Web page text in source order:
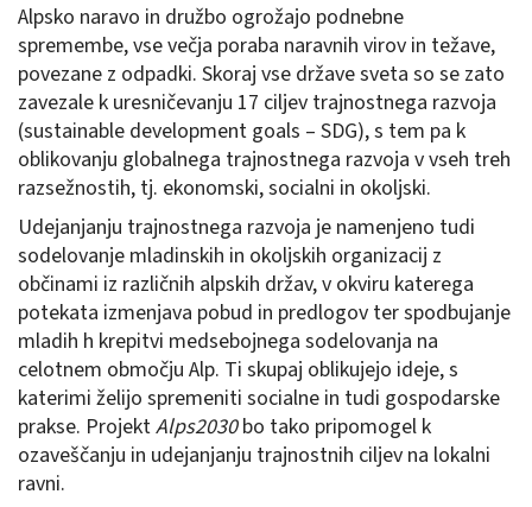
Alpsko naravo in družbo ogrožajo podnebne
spremembe, vse večja poraba naravnih virov in težave,
povezane z odpadki. Skoraj vse države sveta so se zato
zavezale k uresničevanju 17 ciljev trajnostnega razvoja
(sustainable development goals – SDG), s tem pa k
oblikovanju globalnega trajnostnega razvoja v vseh treh
razsežnostih, tj. ekonomski, socialni in okoljski.
Udejanjanju trajnostnega razvoja je namenjeno tudi
sodelovanje mladinskih in okoljskih organizacij z
občinami iz različnih alpskih držav, v okviru katerega
potekata izmenjava pobud in predlogov ter spodbujanje
mladih h krepitvi medsebojnega sodelovanja na
celotnem območju Alp. Ti skupaj oblikujejo ideje, s
katerimi želijo spremeniti socialne in tudi gospodarske
prakse. ProjektAlps2030bo tako pripomogel k
ozaveščanju in udejanjanju trajnostnih ciljev na lokalni
ravni.